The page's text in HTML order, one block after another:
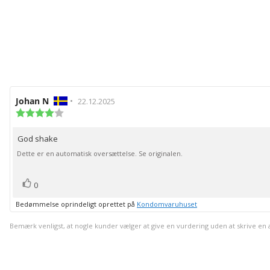
Forfatter
af
Johan N • Bedømmelsesdato:
22.12.2025
5
stjerner
Tekst
til
God shake
Dette er en automatisk oversættelse. Se originalen.
Stem
op
0
Bedømmelse oprindeligt oprettet på Kondomvaruhuset
Bemærk venligst, at nogle kunder vælger at give en vurdering uden at skrive